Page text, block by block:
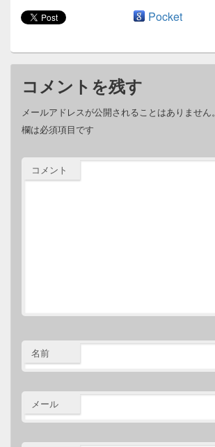
Pocket
コメントを残す
メールアドレスが公開されることはありません。
欄は必須項目です
コメント
名前
メール